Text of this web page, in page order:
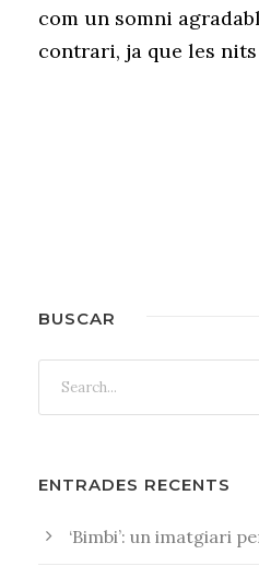
com un somni
contrari, ja que les nits
BUSCAR
ENTRADES RECENTS
‘Bimbi’: un imatgiari